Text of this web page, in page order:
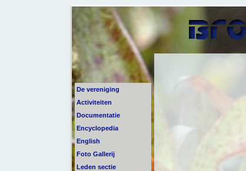
De vereniging
Activiteiten
Documentatie
Encyclopedia
English
Foto Gallerij
Leden sectie